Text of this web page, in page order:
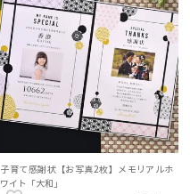
子育て感謝状【お写真2枚】メモリアルホ
ワイト「大和」